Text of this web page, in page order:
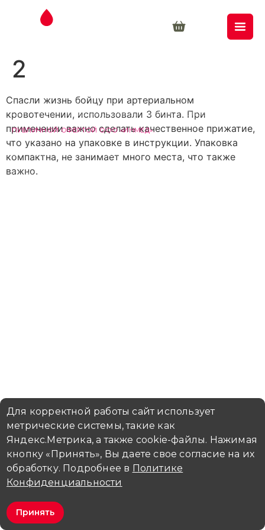
2
Спасли жизнь бойцу при артериальном
кровотечении, использовали 3 бинта. При
применении важно сделать качественное прижатие,
что указано на упаковке в инструкции. Упаковка
компактна, не занимает много места, что также
важно.
© 2026 ООО «ИНМЕД». ВСЕ ПРАВА ЗАЩИЩЕНЫ. МАТЕРИАЛЫ
САЙТА НОСЯТ ИНФОРМАЦИОННЫЙ ХАРАКТЕР. УСЛОВИЯ
ПРОДАЖИ ТОВАРОВ ОПРЕДЕЛЯЮТСЯ
ПУБЛИЧНОЙ ОФЕРТОЙ ООО «ИНМЕД».
ВЫПИСКА ИЗ РЕЕСТРА ЛИЦЕНЗИЙ
ПОЛИТИКА КОНФИДЕНЦИАЛЬНОСТИ
Для корректной работы сайт использует
метрические системы, такие как
Яндекс.Метрика, а также cookie-файлы. Нажимая
кнопку «Принять», Вы даете свое согласие на их
обработку. Подробнее в Политике
Конфиденциальности
Принять